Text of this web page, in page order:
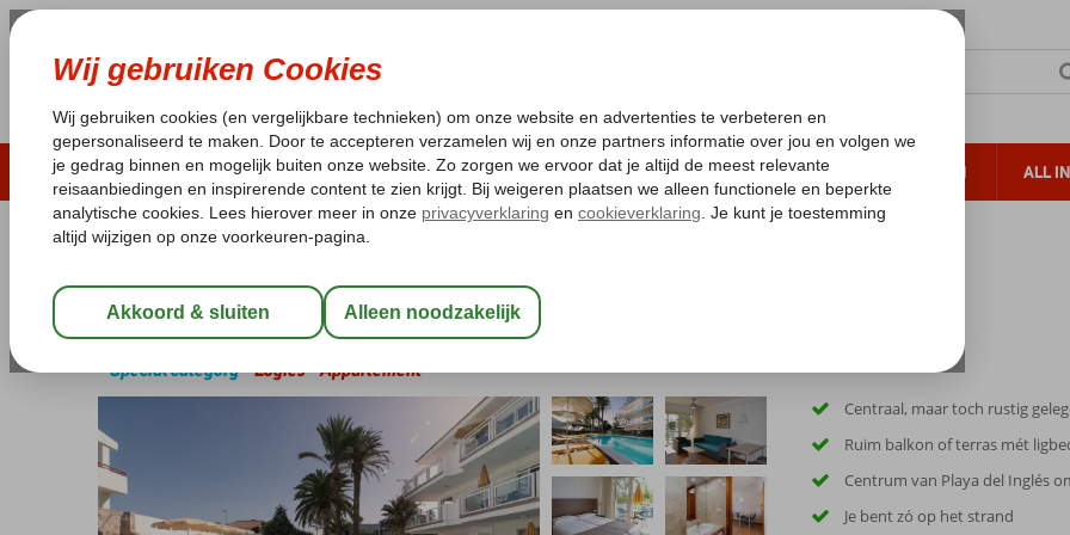
ZOMER 2026 LAST MINUTES WINTERZON ZONVAKANTIES VERRE REIZEN ALL
Laagsteprijsgarantie* Geen fueltoeslag Gratis annuleren*
Home
Spanje Canarische Eilanden Gran Canaria Playa del Ingles
Montemayor Appartementen
Special category Logies-Appartement
Centraal, maar toch rustig
Ruim balkon of terras mét
Centrum van Playa del Inglés
Je bent zó op het strand